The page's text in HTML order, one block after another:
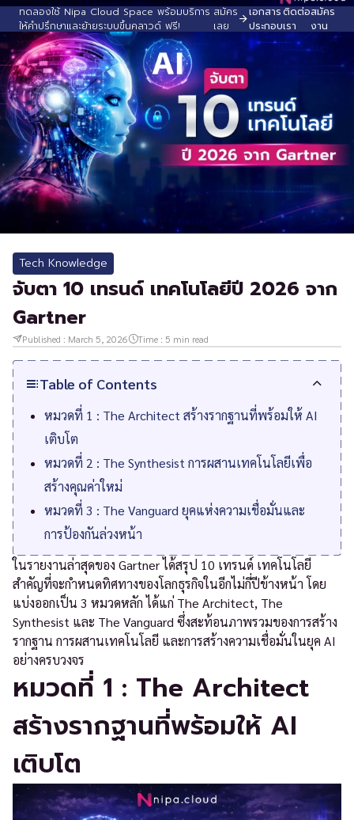
ทดลองใช้ Nipa Cloud Space พร้อมบริการ
ให้คำปรึกษาและย้ายระบบขึ้นคลาวด์ ฟรี!
สมัคร
เลย
เอกสาร
ประกอบ
ติดต่อ
เรา
สมัคร
งาน
Tech Knowledge
จับตา 10 เทรนด์ เทคโนโลยีปี 2026 จาก
Gartner
Published : March 5, 2026 Time : 5 min read
Table of Contents
หมวดที่ 1 : The Architect สร้างรากฐานที่พร้อมให้ AI
เติบโต
หมวดที่ 2 : The Synthesist การผสานเทคโนโลยีเพื่อ
สร้างคุณค่าใหม่
หมวดที่ 3 : The Vanguard ยุคแห่งความเชื่อมั่นและ
การป้องกันล่วงหน้า
ในรายงานล่าสุดของ Gartner ได้สรุป 10 เทรนด์ เทคโนโลยี
สำคัญที่จะกำหนดทิศทางของโลกธุรกิจในอีกไม่กี่ปีข้างหน้า โดย
แบ่งออกเป็น 3 หมวดหลัก ได้แก่ The Architect, The
Synthesist และ The Vanguard ซึ่งสะท้อนภาพรวมของการสร้าง
รากฐาน การผสานเทคโนโลยี และการสร้างความเชื่อมั่นในยุค AI
อย่างครบวงจร
หมวดที่ 1 : The Architect
สร้างรากฐานที่พร้อมให้ AI
เติบโต